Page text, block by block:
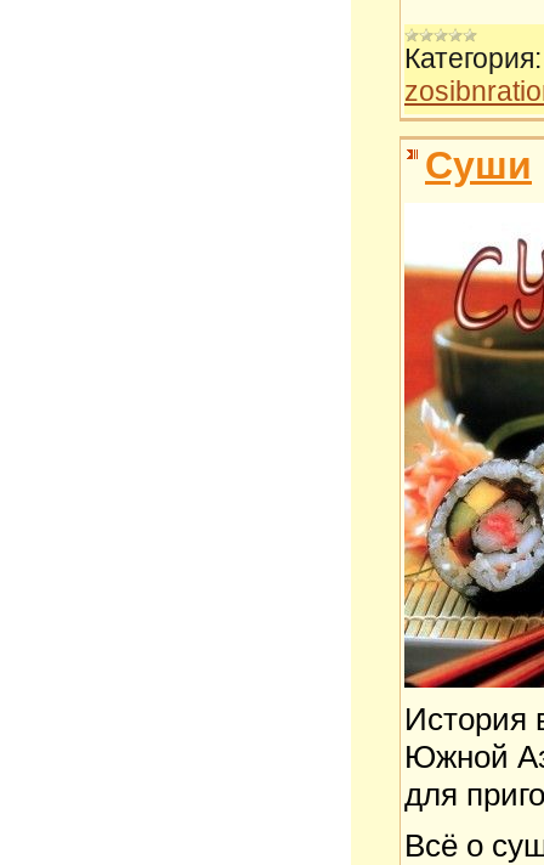
Категория:
Суши
История
Южной
для
Всё о